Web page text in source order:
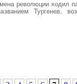
революции ходил
Тургенев,